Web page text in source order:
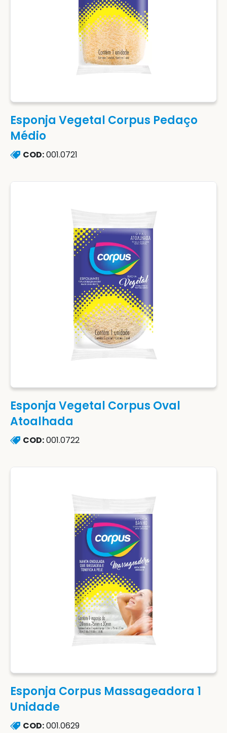
Esponja Vegetal Corpus Pedaço
Médio
COD:001.0721
Esponja Vegetal Corpus Oval
Atoalhada
COD:001.0722
Esponja Corpus Massageadora 1
Unidade
COD:001.0629